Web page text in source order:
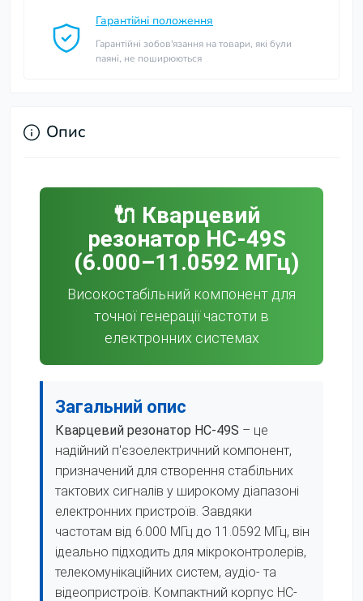
Гарантійні положення
Гарантійні зобов'язання на товари, які були
паяні, не поширюються
Опис
🔌 Кварцевий
резонатор HC-49S
(6.000–11.0592 МГц)
Високостабільний компонент для
точної генерації частоти в
електронних системах
Загальний опис
Кварцевий резонатор HC-49S – це
надійний п'єзоелектричний компонент,
призначений для створення стабільних
тактових сигналів у широкому діапазоні
електронних пристроїв. Завдяки
частотам від 6.000 МГц до 11.0592 МГц, він
ідеально підходить для мікроконтролерів,
телекомунікаційних систем, аудіо- та
відеопристроїв. Компактний корпус HC-